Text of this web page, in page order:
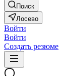
Поиск
Лосево
Войти
Войти
Создать резюме